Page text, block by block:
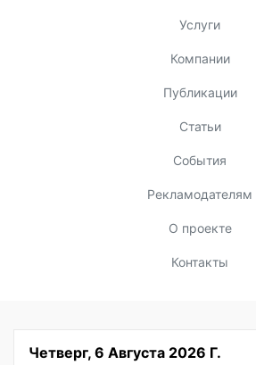
Услуги
Компании
Публикации
Статьи
События
Рекламодателям
О проекте
Контакты
Четверг, 6 Августа 2026 Г.